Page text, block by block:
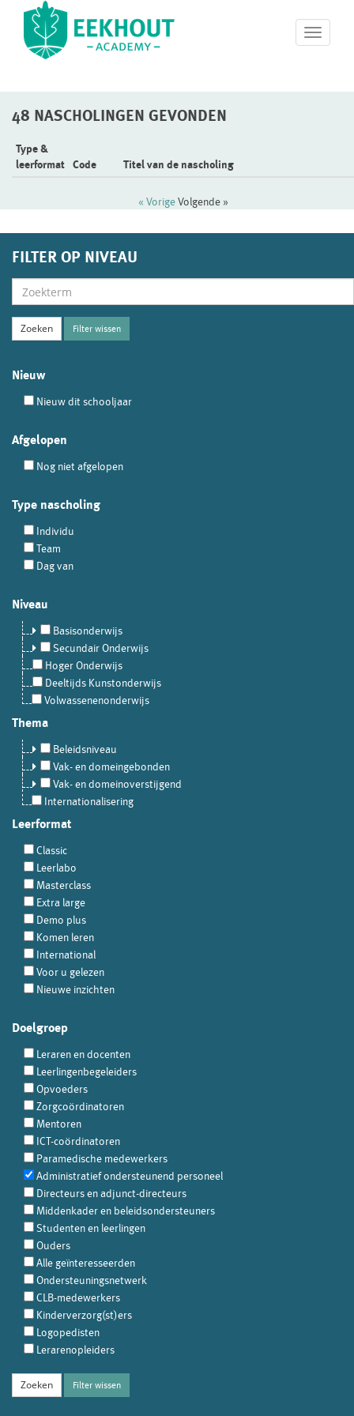
T
o
a
48 NASCHOLINGEN GEVONDEN
Type &
leerformat
Code Titel van de nascholing
« VorigeVolgende »
FILTER OP NIVEAU
Filter wissen
Nieuw
Nieuw dit schooljaar
Afgelopen
Nog niet afgelopen
Type nascholing
Individu
Team
Dag van
Niveau
Basisonderwijs
Secundair Onderwijs
Hoger Onderwijs
Deeltijds Kunstonderwijs
Volwassenenonderwijs
Thema
Beleidsniveau
Vak- en domeingebonden
Vak- en domeinoverstijgend
Internationalisering
Leerformat
Classic
Leerlabo
Masterclass
Extra large
Demo plus
Komen leren
International
Voor u gelezen
Nieuwe inzichten
Doelgroep
Leraren en docenten
Leerlingenbegeleiders
Opvoeders
Zorgcoördinatoren
Mentoren
ICT-coördinatoren
Paramedische medewerkers
Administratief ondersteunend personeel
Directeurs en adjunct-directeurs
Middenkader en beleidsondersteuners
Studenten en leerlingen
Ouders
Alle geïnteresseerden
Ondersteuningsnetwerk
CLB-medewerkers
Kinderverzorg(st)ers
Logopedisten
Lerarenopleiders
Filter wissen